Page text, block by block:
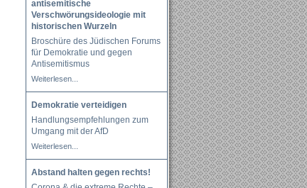
antisemitische
Verschwörungsideologie mit
historischen Wurzeln
Broschüre des Jüdischen Forums
für Demokratie und gegen
Antisemitismus
Weiterlesen...
Demokratie verteidigen
Handlungsempfehlungen zum
Umgang mit der AfD
Weiterlesen...
Abstand halten gegen rechts!